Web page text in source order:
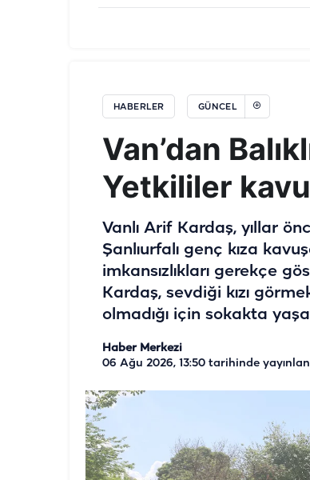
HABERLER GÜNCEL
Van’dan
Yetkililer
Vanlı Arif Kardaş, yıllar
Şanlıurfalı genç kıza
imkansızlıkları gerekçe
Kardaş, sevdiği kızı
olmadığı için sokakta
Haber Merkezi
06 Ağu 2026, 13:50 tarihinde